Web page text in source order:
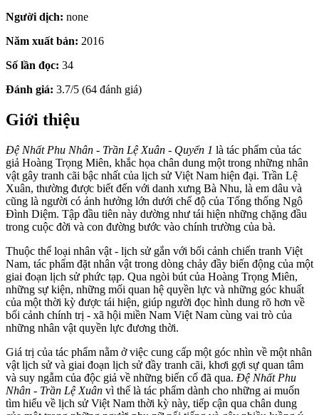
Người dịch: none
Năm xuất bản: 2016
Số lần đọc: 34
Đánh giá: 3.7/5 (64 đánh giá)
Giới thiệu
Đệ Nhất Phu Nhân - Trần Lệ Xuân - Quyển 1 là tác phẩm của tác
giả Hoàng Trọng Miên, khắc họa chân dung một trong những nhân
vật gây tranh cãi bậc nhất của lịch sử Việt Nam hiện đại. Trần Lệ
Xuân, thường được biết đến với danh xưng Bà Nhu, là em dâu và
cũng là người có ảnh hưởng lớn dưới chế độ của Tổng thống Ngô
Đình Diệm. Tập đầu tiên này dường như tái hiện những chặng đầu
trong cuộc đời và con đường bước vào chính trường của bà.
Thuộc thể loại nhân vật - lịch sử gắn với bối cảnh chiến tranh Việt
Nam, tác phẩm đặt nhân vật trong dòng chảy đầy biến động của một
giai đoạn lịch sử phức tạp. Qua ngòi bút của Hoàng Trọng Miên,
những sự kiện, những mối quan hệ quyền lực và những góc khuất
của một thời kỳ được tái hiện, giúp người đọc hình dung rõ hơn về
bối cảnh chính trị - xã hội miền Nam Việt Nam cùng vai trò của
những nhân vật quyền lực đương thời.
Giá trị của tác phẩm nằm ở việc cung cấp một góc nhìn về một nhân
vật lịch sử và giai đoạn lịch sử đầy tranh cãi, khơi gợi sự quan tâm
và suy ngẫm của độc giả về những biến cố đã qua. Đệ Nhất Phu
Nhân - Trần Lệ Xuân vì thế là tác phẩm dành cho những ai muốn
tìm hiểu về lịch sử Việt Nam thời kỳ này, tiếp cận qua chân dung